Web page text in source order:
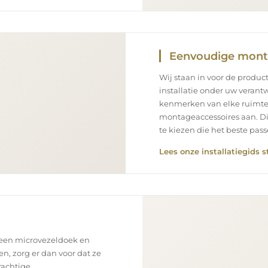
Eenvoudige
Wij staan in voor de
installatie onder uw
kenmerken van elke
montageaccessoires aan.
te kiezen die het beste
Lees onze installatiegids
microvezeldoek en
zorg er dan voor dat ze